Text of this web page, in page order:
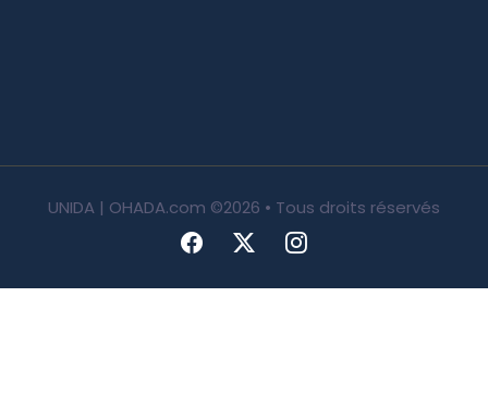
UNIDA | OHADA.com ©2026 • Tous droits réservés